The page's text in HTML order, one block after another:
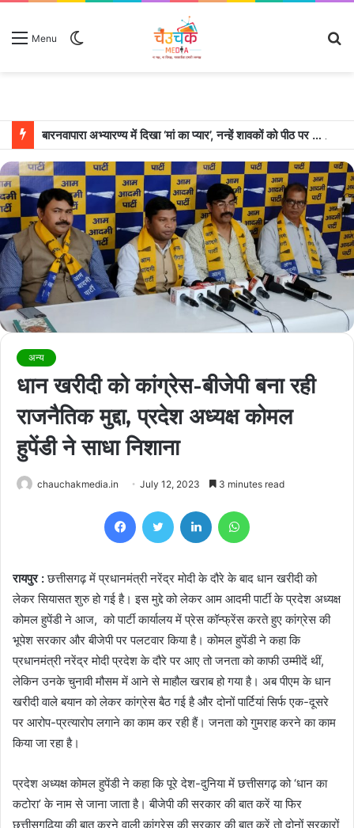
Menu
बारनवापारा अभ्यारण्य में दिखा ‘मां का प्यार’, नन्हें शावकों को पीठ पर बैठाकर घूमती दिखी मादा भालू
अन्य
धान खरीदी को कांग्रेस-बीजेपी बना रही
राजनैतिक मुद्दा, प्रदेश अध्यक्ष कोमल
हुपेंडी ने साधा निशाना
chauchakmedia.in July 12, 2023 3 minutes read
FacebookTwitter LinkedIn
रायपुर :छत्तीसगढ़ में प्रधानमंत्री नरेंद्र मोदी के दौरे के बाद धान खरीदी को
लेकर सियासत शुरु हो गई है। इस मुद्दे को लेकर आम आदमी पार्टी के प्रदेश अध्यक्ष
कोमल हुपेंडी ने आज, को पार्टी कार्यालय में प्रेस कॉन्फ्रेंस करते हुए कांग्रेस की
भूपेश सरकार और बीजेपी पर पलटवार किया है। कोमल हुपेंडी ने कहा कि
प्रधानमंत्री नरेंद्र मोदी प्रदेश के दौरे पर आए तो जनता को काफी उम्मीदें थीं,
लेकिन उनके चुनावी मौसम में आने से माहौल खराब हो गया है। अब पीएम के धान
खरीदी वाले बयान को लेकर कांग्रेस बैठ गई है और दोनों पार्टियां सिर्फ एक-दूसरे
पर आरोप-प्रत्यारोप लगाने का काम कर रही हैं। जनता को गुमराह करने का काम
किया जा रहा है।
प्रदेश अध्यक्ष कोमल हुपेंडी ने कहा कि पूरे देश-दुनिया में छत्तीसगढ़ को ‘धान का
कटोरा’ के नाम से जाना जाता है। बीजेपी की सरकार की बात करें या फिर
छत्तीसगढ़िया की बात करने वाली कांग्रेस की सरकार की बात करें तो दोनों सरकारों